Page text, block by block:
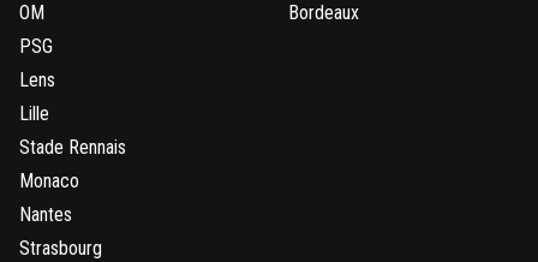
OM
PSG
Lens
Lille
Stade Rennais
Monaco
Nantes
Strasbourg
Bordeaux